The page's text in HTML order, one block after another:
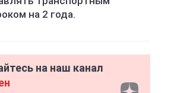
на 2 года.
на наш канал